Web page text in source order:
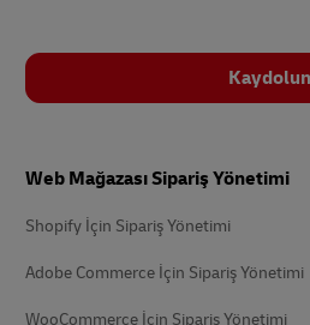
Kaydolun
Web Mağazası Sipariş Yönetimi
Shopify İçin Sipariş Yönetimi
Adobe Commerce İçin Sipariş Yönetimi
WooCommerce İçin Sipariş Yönetimi